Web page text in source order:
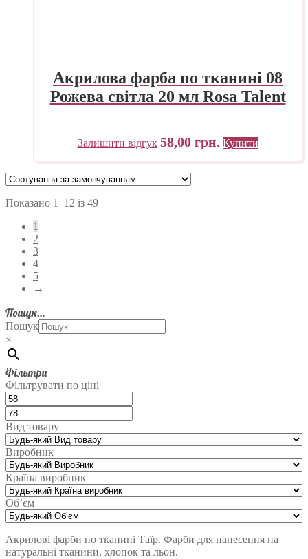
Акрилова фарба по тканині 08
Рожева світла 20 мл Rosa Talent
Залишити відгук 58,00 грн. Купити
Показано 1–12 із 49
1
2
3
4
5
→
Пошук…
Пошук
×
Фільтри
Фільтрувати по ціні
Вид товару
Виробник
Країна виробник
Об’єм
Акрилові фарби по тканині Таїр. Фарби для нанесення на
натуральні тканини, хлопок та льон.